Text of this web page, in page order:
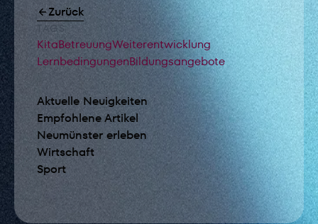
Zurück
TAGS
KitaBetreuungWeiterentwicklung
LernbedingungenBildungsangebote
Aktuelle Neuigkeiten
Empfohlene Artikel
Neumünster erleben
Wirtschaft
Sport